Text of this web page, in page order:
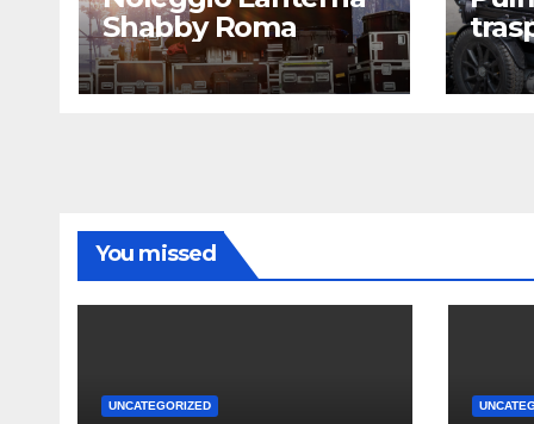
Shabby Roma
You missed
UNCATEGORIZED